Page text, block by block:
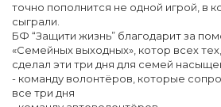
точно пополнится не одной игрой, в
сыграли.
БФ “Защити жизнь” благодарит за
«Семейных выходных», котор всех
сделал эти три дня для семей
- команду волонтёров, которые
все три дня